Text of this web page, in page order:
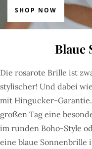
SHOP NOW
Blaue
Die rosarote Brille ist
stylischer! Und dabei
mit Hingucker-
großen Tag eine
im runden Boho-Style
eine blaue